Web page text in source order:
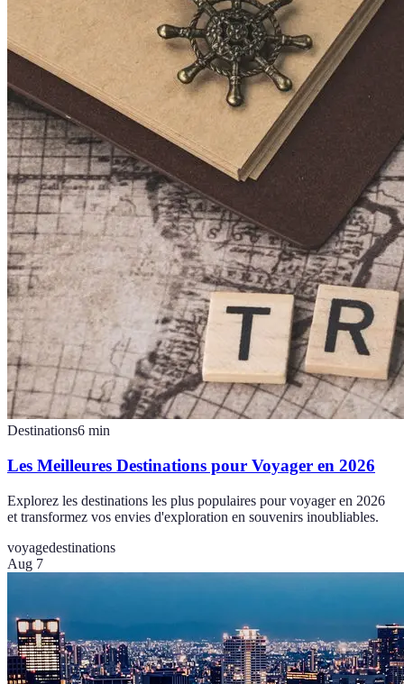
Destinations6 min
Les Meilleures Destinations pour Voyager en 2026
Explorez les destinations les plus populaires pour voyager en 2026
et transformez vos envies d'exploration en souvenirs inoubliables.
voyagedestinations
Aug 7